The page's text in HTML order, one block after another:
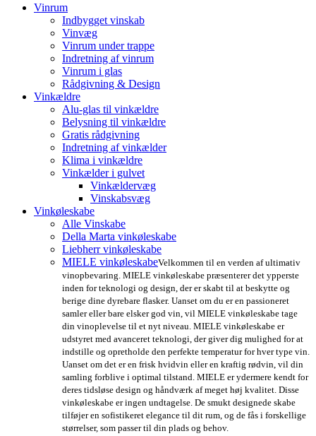
Vinrum
Indbygget vinskab
Vinvæg
Vinrum under trappe
Indretning af vinrum
Vinrum i glas
Rådgivning & Design
Vinkældre
Alu-glas til vinkældre
Belysning til vinkældre
Gratis rådgivning
Indretning af vinkælder
Klima i vinkældre
Vinkælder i gulvet
Vinkældervæg
Vinskabsvæg
Vinkøleskabe
Alle Vinskabe
Della Marta vinkøleskabe
Liebherr vinkøleskabe
MIELE vinkøleskabeVelkommen til en verden af ultimativ
vinopbevaring. MIELE vinkøleskabe præsenterer det ypperste
inden for teknologi og design, der er skabt til at beskytte og
berige dine dyrebare flasker. Uanset om du er en passioneret
samler eller bare elsker god vin, vil MIELE vinkøleskabe tage
din vinoplevelse til et nyt niveau. MIELE vinkøleskabe er
udstyret med avanceret teknologi, der giver dig mulighed for at
indstille og opretholde den perfekte temperatur for hver type vin.
Uanset om det er en frisk hvidvin eller en kraftig rødvin, vil din
samling forblive i optimal tilstand. MIELE er ydermere kendt for
deres tidsløse design og håndværk af meget høj kvalitet. Disse
vinkøleskabe er ingen undtagelse. De smukt designede skabe
tilføjer en sofistikeret elegance til dit rum, og de fås i forskellige
størrelser, som passer til din plads og behov.